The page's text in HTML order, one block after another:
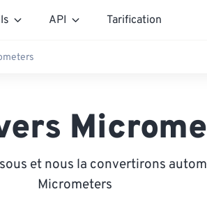
API Tarification
et nous la convertirons
Micrometers